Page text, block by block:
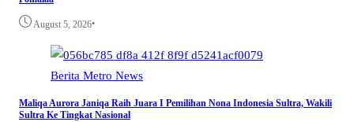
August 5, 2026•
Berita Metro News
Maliqa Aurora Janiqa Raih Juara I Pemilihan Nona Indonesia Sultra, Wakili
Sultra Ke Tingkat Nasional